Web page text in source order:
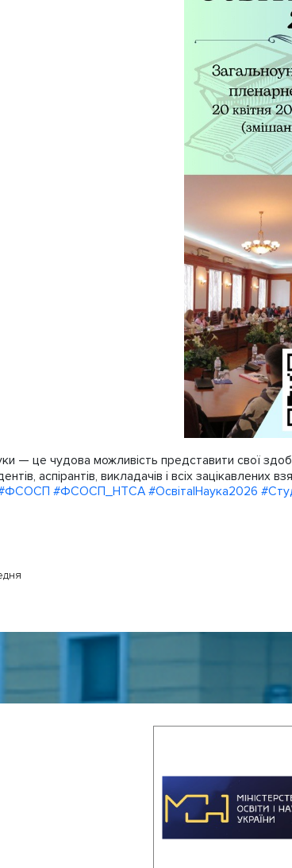
— це чудова можливість представити свої
аспірантів, викладачів і всіх зацікавлених
#ФСОСП_НТСА #ОсвітаІНаука2026